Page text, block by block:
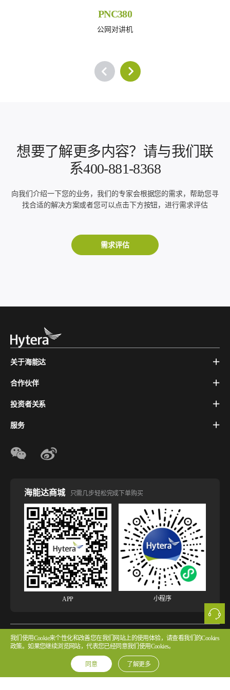
PNC380
公网对讲机
想要了解更多内容？请与我们联
系400-881-8368
向我们介绍一下您的业务，我们的专家会根据您的需求，帮助您寻
找合适的解决方案或者您可以点击下方按钮，进行需求评估
需求评估
关于海能达
合作伙伴
投资者关系
服务
海能达商城 只需几步轻松完成下单购买
APP 小程序
版权所有 © 2026 海能达通信股份有限公司粤ICP备2022107854号 粤公网安备
44030502002314号
网站使用声明 隐私政策 Cookie政策
我们使用Cookie来个性化和改善您在我们网站上的使用体验，请查看我们的Cookies
政策。如果您继续浏览网站，代表您已经同意我们使用Cookies。
同意 了解更多